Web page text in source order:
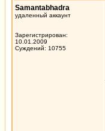
Samantabhadra
удаленный аккаунт
Зарегистрирован:
10.01.2009
Суждений: 10755